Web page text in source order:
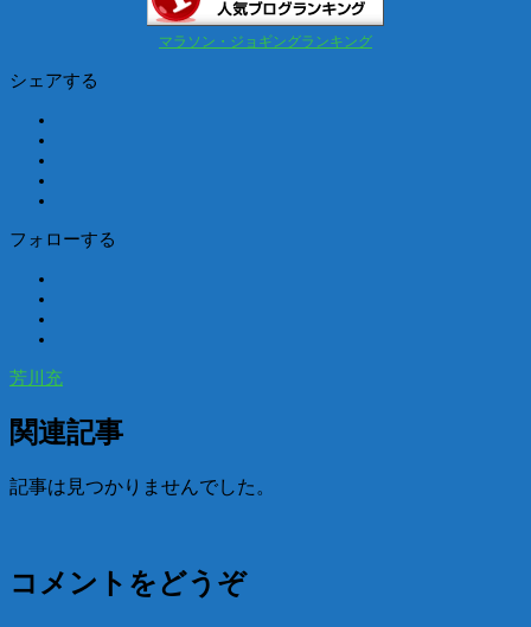
マラソン・ジョギングランキング
シェアする
フォローする
芳川充
関連記事
記事は見つかりませんでした。
コメントをどうぞ